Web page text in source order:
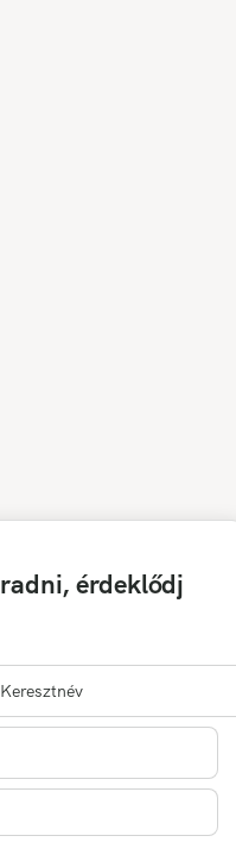
érdeklődj